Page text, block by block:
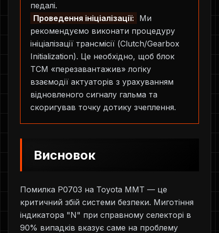
педалі.
Проведення ініціалізації:
Ми
рекомендуємо виконати процедуру
ініціалізації трансмісії (Clutch/Gearbox
Initialization). Це необхідно, щоб блок
TCM «перезавантажив» логіку
взаємодії актуаторів з урахуванням
відновленого сигналу гальма та
скоригував точку дотику зчеплення.
Висновок
Помилка P0703 на Toyota MMT — це
критичний збій системи безпеки. Миготіння
індикатора "N" при справному селекторі в
90% випадків вказує саме на проблему